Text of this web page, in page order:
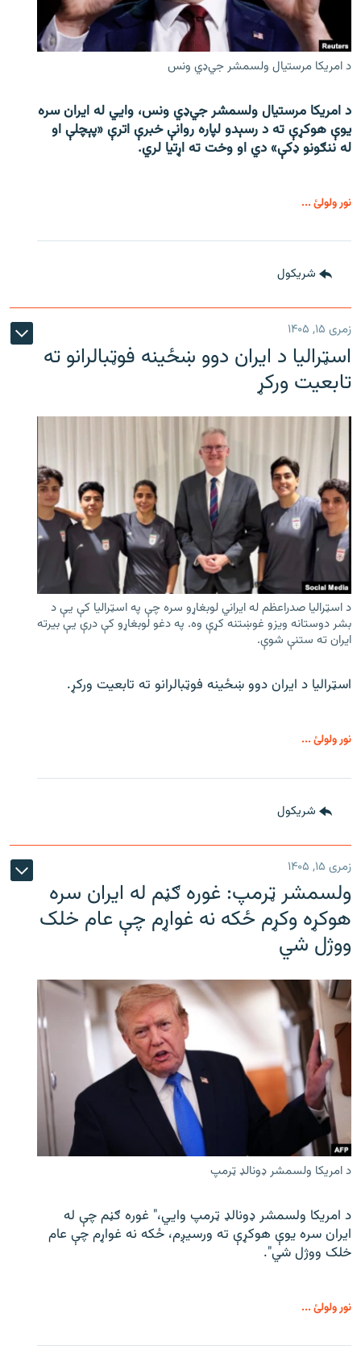
د امریکا مرستیال ولسمشر جي‌ډي ونس
د امریکا مرستیال ولسمشر جي‌ډي ونس، وايي له ایران سره
یوې هوکړې ته د رسېدو لپاره روانې خبرې اترې «پېچلې او
له ننګونو ډکې» دي او وخت ته اړتیا لري.
نور ولولئ ...
شريکول
زمری ۱۵, ۱۴۰۵
اسټرالیا د ایران دوو ښځینه فوټبالرانو ته
تابعیت ورکړ
د اسټرالیا صدراعظم له ایراني لوبغاړو سره چې په اسټرالیا کې يې د
بشر دوستانه ویزو غوښتنه کړې وه. په دغو لوبغاړو کې درې يې بیرته
ایران ته ستنې شوې.
اسټرالیا د ایران دوو ښځینه فوټبالرانو ته تابعیت ورکړ.
نور ولولئ ...
شريکول
زمری ۱۵, ۱۴۰۵
ولسمشر ټرمپ: غوره ګڼم له ایران سره
هوکړه وکړم ځکه نه غواړم چې عام خلک
ووژل شي
د امریکا ولسمشر ډونالډ ټرمپ
د امریکا ولسمشر ډونالډ ټرمپ وايي،" غوره ګڼم چې له
ایران سره یوې هوکړې ته ورسیږم، ځکه نه غواړم چې عام
خلک ووژل شي".
نور ولولئ ...